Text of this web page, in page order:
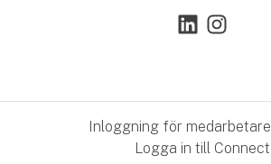
Inloggning för medarbetare
Logga in till Connect